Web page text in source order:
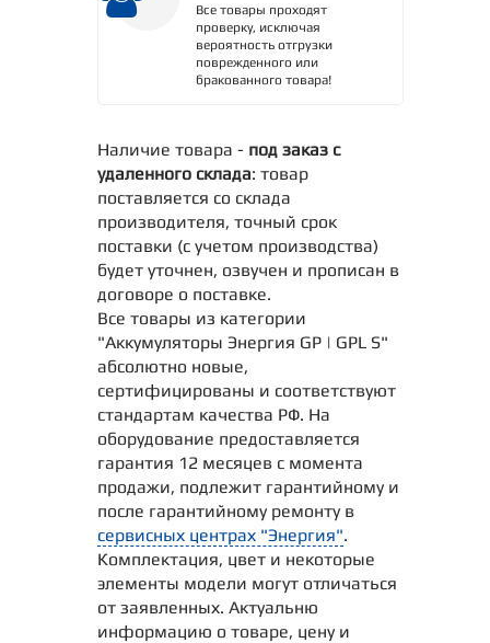
Все товары проходят
проверку, исключая
вероятность отгрузки
поврежденного или
бракованного товара!
Наличие товара - под заказ с
удаленного склада: товар
поставляется со склада
производителя, точный срок
поставки (с учетом производства)
будет уточнен, озвучен и прописан в
договоре о поставке.
Все товары из категории
"Аккумуляторы Энергия GP | GPL S"
абсолютно новые,
сертифицированы и соответствуют
стандартам качества РФ. На
оборудование предоставляется
гарантия 12 месяцев с момента
продажи, подлежит гарантийному и
после гарантийному ремонту в
сервисных центрах "Энергия".
Комплектация, цвет и некоторые
элементы модели могут отличаться
от заявленных. Актуальню
информацию о товаре, цену и